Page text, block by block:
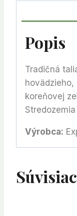
Popis
Tradičná
koreňovej
Výrobca: